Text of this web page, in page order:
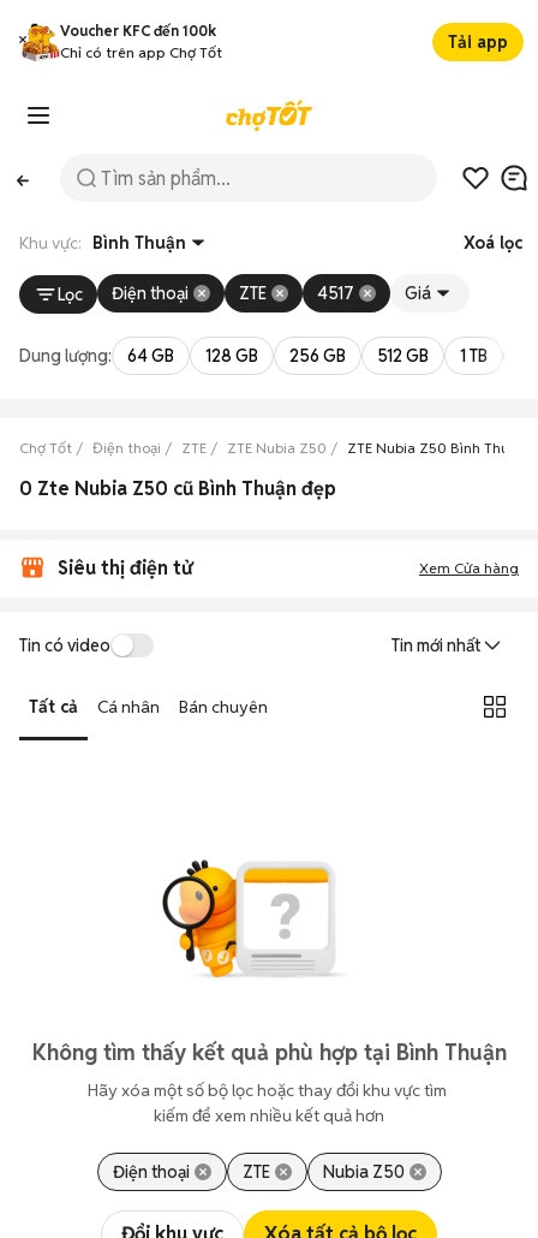
Voucher KFC đến 100k
Chỉ có trên app Chợ Tốt
Tải app
Khu vực: Bình Thuận Xoá lọc
Lọc Điện thoại ZTE 4517 Giá
Dung lượng: 64 GB 128 GB 256 GB 512 GB 1 TB
Chợ Tốt Điện thoại ZTE ZTE Nubia Z50 ZTE Nubia Z50 Bình Thuận
0 Zte Nubia Z50 cũ Bình Thuận đẹp
Siêu thị điện tử Xem Cửa hàng
Tin có video Tin mới nhất
Tất cả Cá nhân Bán chuyên
Không tìm thấy kết quả phù hợp tại Bình Thuận
Hãy xóa một số bộ lọc hoặc thay đổi khu vực tìm
kiếm để xem nhiều kết quả hơn
Điện thoại ZTE Nubia Z50